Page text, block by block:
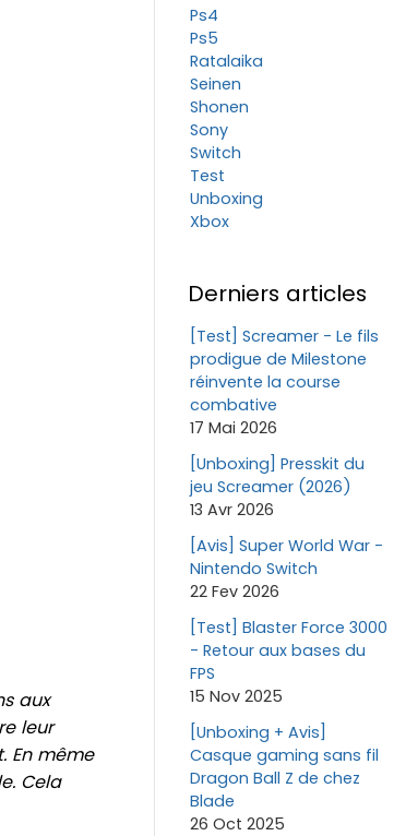
aux
leur
En même
Cela
Ps4
Ps5
Ratalaika
Seinen
Shonen
Sony
Switch
Test
Unboxing
Xbox
Derniers articles
[Test] Screamer - Le fils
prodigue de Milestone
réinvente la course
combative
17 Mai 2026
[Unboxing] Presskit du
jeu Screamer (2026)
13 Avr 2026
[Avis] Super World War -
Nintendo Switch
22 Fev 2026
[Test] Blaster Force 3000
- Retour aux bases du
FPS
15 Nov 2025
[Unboxing + Avis]
Casque gaming sans fil
Dragon Ball Z de chez
Blade
26 Oct 2025